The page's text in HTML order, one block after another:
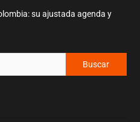
su ajustada agenda y